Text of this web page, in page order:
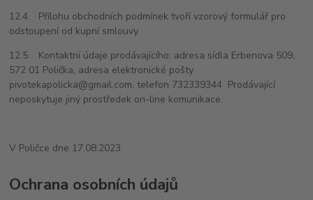
12.4. Přílohu obchodních podmínek tvoří vzorový formulář pro
odstoupení od kupní smlouvy.
12.5. Kontaktní údaje prodávajícího: adresa sídla Erbenova 509,
572 01 Polička, adresa elektronické pošty
pivotekapolicka@gmail.com, telefon 732339344 Prodávající
neposkytuje jiný prostředek on-line komunikace.
V Poličce dne 17.08.2023
Ochrana osobních údajů